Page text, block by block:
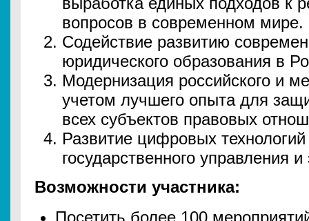
вопросов в современном мире.
Содействие развитию
юридического образования в
Модернизация российского и
учетом лучшего опыта для
всех субъектов правовых
Развитие цифровых
государственного управления
Возможности участника:
Посетить более 100